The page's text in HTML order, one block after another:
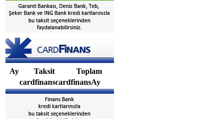
Ay Taksit
Toplam
cardfinanscardfinansAy